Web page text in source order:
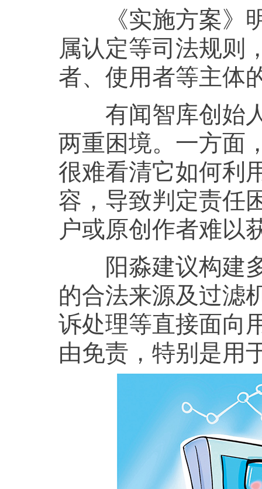
《实施方案》明
属认定等司法规则
者、使用者等主体
有闻智库创始人
两重困境。一方面
很难看清它如何利
容，导致判定责任
户或原创作者难以
阳淼建议构建多
的合法来源及过滤
诉处理等直接面向
由免责，特别是用